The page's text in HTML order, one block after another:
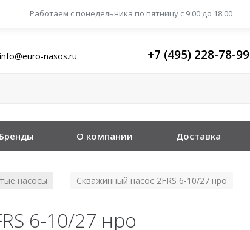
Работаем с понедельника по пятницу с 9:00 до 18:00
info@euro-nasos.ru +7 (495) 228-78-99
Бренды О компании Доставка
насосы Скважинный насос 2FRS 6-10/27 нро
6-10/27 нро